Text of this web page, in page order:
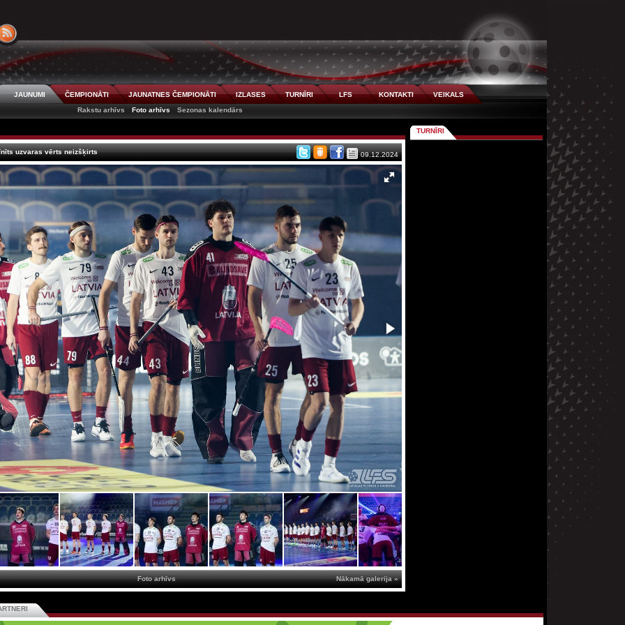
JAUNUMI ČEMPIONĀTI JAUNATNES ČEMPIONĀTI IZLASES TURNĪRI LFS KONTAKTI
VEIKALS
Rakstu arhīvs
Foto arhīvs Sezonas kalendārs
uzvaras vērts neizšķirts 09.12.2024
Nākamā galerija »
Foto arhīvs
TURNĪRI